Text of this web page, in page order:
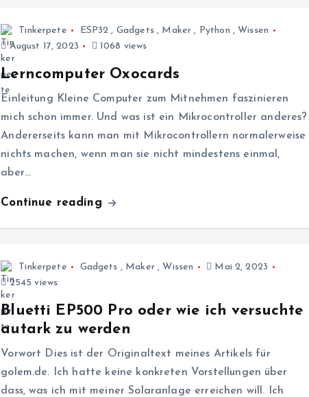
Tinkerpete ESP32 , Gadgets, Maker , Python , Wissen
August 17, 2023
1068 views
Lerncomputer Oxocards
Einleitung Kleine Computer zum Mitnehmen faszinieren
mich schon immer. Und was ist ein Mikrocontroller anderes?
Andererseits kann man mit Mikrocontrollern normalerweise
nichts machen, wenn man sie nicht mindestens einmal,
aber…
Continue reading
Tinkerpete Gadgets , Maker, Wissen
Mai 2, 2023
2545 views
Bluetti EP500 Pro oder wie ich versuchte
autark zu werden
Vorwort Dies ist der Originaltext meines Artikels für
golem.de. Ich hatte keine konkreten Vorstellungen über
dass, was ich mit meiner Solaranlage erreichen will. Ich